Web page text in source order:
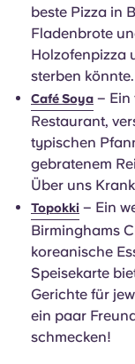
beste Pizza in
Fladenbrote
Holzofenpizza
sterben könnte.
Café Soya – Ein
Restaurant,
typischen
gebratenem
Über uns
Topokki – Ein
Birminghams
koreanische
Speisekarte
Gerichte für
ein paar
schmecken!